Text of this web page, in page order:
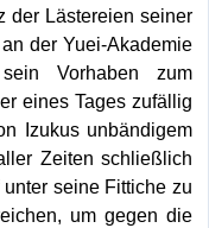
der Lästereien seiner
der Yuei-Akademie
Vorhaben zum
eines Tages zufällig
Izukus unbändigem
Zeiten schließlich
seine Fittiche zu
um gegen die